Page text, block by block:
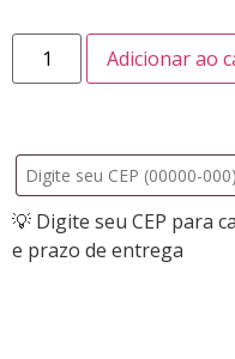
Adicionar ao
💡 Digite seu CEP para
e prazo de entrega